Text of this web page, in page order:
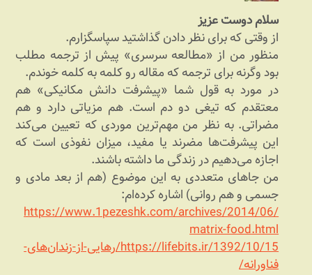
سلام دوست عزیز
از وقتی که برای نظر دادن گذاشتید سپاسگزارم.
منظور من از «مطالعه سرسری» پیش از ترجمه مطلب
بود وگرنه برای ترجمه که مقاله رو کلمه به کلمه خوندم.
در مورد به قول شما «پیشرفت دانش مکانیکی» هم
معتقدم که تیغی دو دم است. هم مزیاتی دارد و هم
مضراتی. به نظر من مهم‌ترین موردی که تعیین می‌کند
این پیشرفت‌ها مضرند یا مفید، میزان نفوذی است که
اجازه می‌دهیم در زندگی ما داشته باشند.
من جاهای متعددی به این موضوع (هم از بعد مادی و
جسمی و هم روانی) اشاره کرده‌ام:
https://www.1pezeshk.com/archives/2014/06/
matrix-food.html
https://lifebits.ir/1392/10/15/رهایی-از-زندان‌های-
فناورانه/